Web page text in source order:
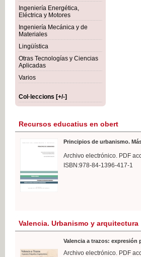
Ingeniería Energética,
Eléctrica y Motores
Ingeniería Mecánica y de
Materiales
Lingüística
Otras Tecnologías y Ciencias
Aplicadas
Varios
Col·leccions [+/-]
Recursos educatius en obert
Principios de urbanismo.
Archivo electrónico. PDF
ISBN:978-84-1396-417-1
Valencia. Urbanismo y arquitectura
Valencia a trazos:
Archivo electrónico. PDF